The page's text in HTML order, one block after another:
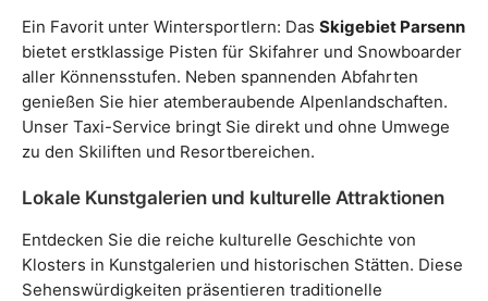
Ein Favorit unter Wintersportlern: Das Skigebiet Parsenn
bietet erstklassige Pisten für Skifahrer und Snowboarder
aller Könnensstufen. Neben spannenden Abfahrten
genießen Sie hier atemberaubende Alpenlandschaften.
Unser Taxi-Service bringt Sie direkt und ohne Umwege
zu den Skiliften und Resortbereichen.
Lokale Kunstgalerien und kulturelle Attraktionen
Entdecken Sie die reiche kulturelle Geschichte von
Klosters in Kunstgalerien und historischen Stätten. Diese
Sehenswürdigkeiten präsentieren traditionelle